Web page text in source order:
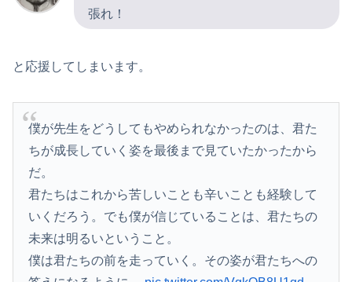
張れ！
と応援してしまいます。
僕が先生をどうしてもやめられなかったのは、君た
ちが成長していく姿を最後まで見ていたかったから
だ。
君たちはこれから苦しいことも辛いことも経験して
いくだろう。でも僕が信じていることは、君たちの
未来は明るいということ。
僕は君たちの前を走っていく。その姿が君たちへの